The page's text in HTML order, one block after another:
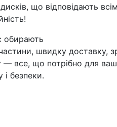
що відповідають всім
обирають
швидку доставку,
— все, що потрібно для
безпеки.